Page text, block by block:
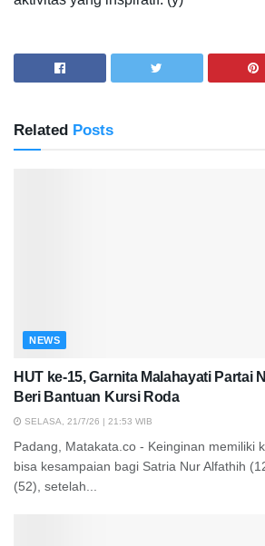
Related Posts
NEWS
HUT ke-15, Garnita Malahayati Partai
Beri Bantuan Kursi Roda
SELASA, 21/7/26 | 21:53 WIB
Padang, Matakata.co - Keinginan memiliki
bisa kesampaian bagi Satria Nur Alfathih
(52), setelah...